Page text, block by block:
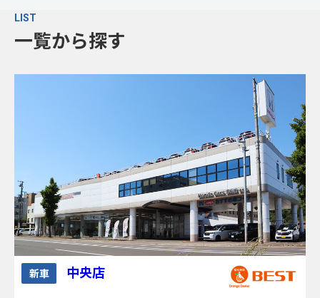
LIST
一覧から探す
新車 中央店